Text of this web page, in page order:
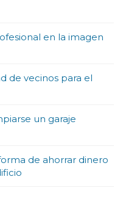
en la imagen
de vecinos para el
un garaje
de ahorrar dinero